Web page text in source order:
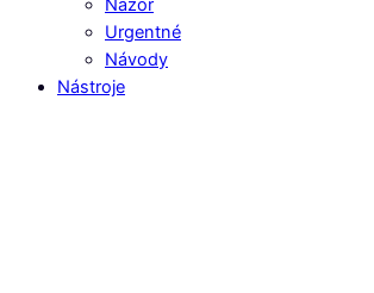
Urgentné
Návody
Nástroje